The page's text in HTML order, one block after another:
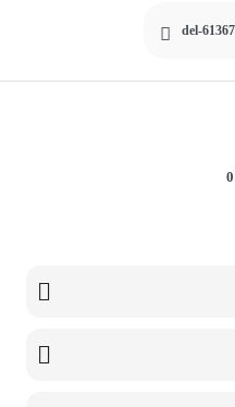
del-61367